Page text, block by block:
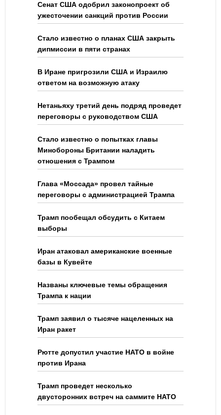
Сенат США одобрил законопроект об
ужесточении санкций против России
Стало известно о планах США закрыть
дипмиссии в пяти странах
В Иране пригрозили США и Израилю
ответом на возможную атаку
Нетаньяху третий день подряд проведет
переговоры с руководством США
Стало известно о попытках главы
Минобороны Британии наладить
отношения с Трампом
Глава «Моссада» провел тайные
переговоры с администрацией Трампа
Трамп пообещал обсудить с Китаем
выборы
Иран атаковал американские военные
базы в Кувейте
Названы ключевые темы обращения
Трампа к нации
Трамп заявил о тысяче нацеленных на
Иран ракет
Рютте допустил участие НАТО в войне
против Ирана
Трамп проведет несколько
двусторонних встреч на саммите НАТО